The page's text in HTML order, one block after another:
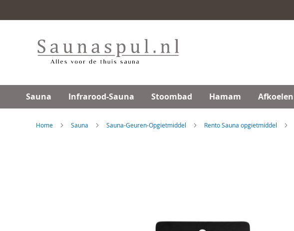
direct
naar
inhoud
Sauna Infrarood-Sauna Stoombad Hamam Afkoelen
Home Sauna Sauna-Geuren-Opgietmiddel Rento Sauna opgietmiddel